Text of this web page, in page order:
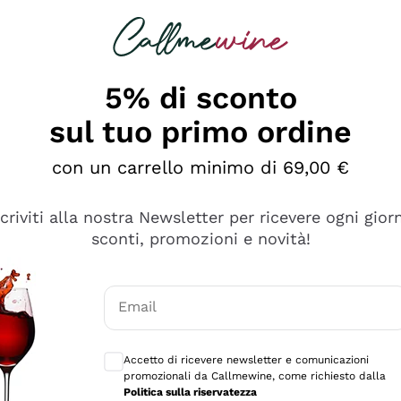
è male ma secondo me ci sono alternative che
5% di sconto
sul tuo primo ordine
con un carrello minimo di 69,00 €
alla nostra Newsletter per ricevere ogni
sconti, promozioni e novità!
Email
Accetto di ricevere newsletter e comunicazioni
promozionali da Callmewine, come richiesto dalla
Politica sulla riservatezza